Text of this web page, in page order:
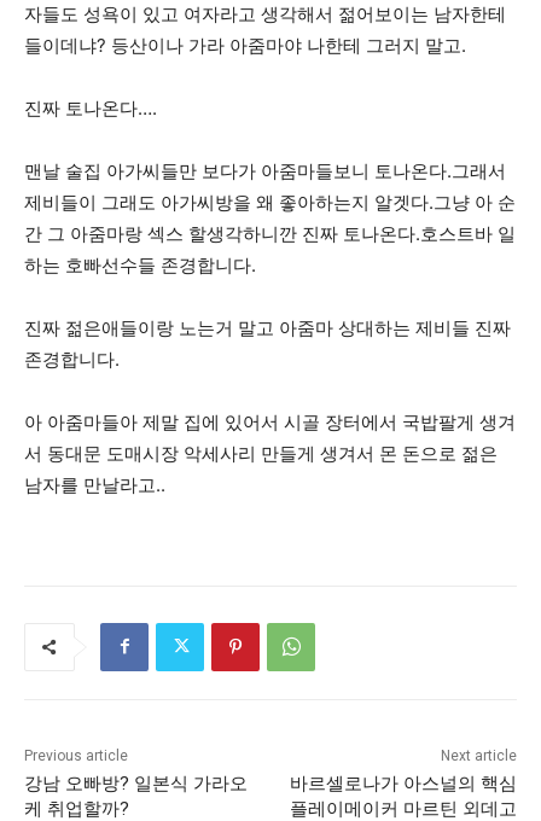
자들도 성욕이 있고 여자라고 생각해서 젊어보이는 남자한테
들이데냐? 등산이나 가라 아줌마야 나한테 그러지 말고.
진짜 토나온다….
맨날 술집 아가씨들만 보다가 아줌마들보니 토나온다.그래서
제비들이 그래도 아가씨방을 왜 좋아하는지 알겟다.그냥 아 순
간 그 아줌마랑 섹스 할생각하니깐 진짜 토나온다.호스트바 일
하는 호빠선수들 존경합니다.
진짜 젊은애들이랑 노는거 말고 아줌마 상대하는 제비들 진짜
존경합니다.
아 아줌마들아 제말 집에 있어서 시골 장터에서 국밥팔게 생겨
서 동대문 도매시장 악세사리 만들게 생겨서 몬 돈으로 젊은
남자를 만날라고..
Previous article
강남 오빠방? 일본식 가라오
케 취업할까?
Next article
바르셀로나가 아스널의 핵심
플레이메이커 마르틴 외데고